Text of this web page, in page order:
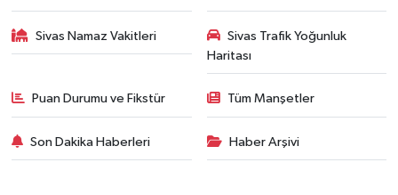
Sivas Namaz Vakitleri
Sivas Trafik Yoğunluk
Haritası
Puan Durumu ve Fikstür Tüm Manşetler
Son Dakika Haberleri Haber Arşivi